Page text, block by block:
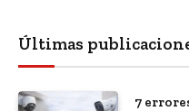
Últimas
7